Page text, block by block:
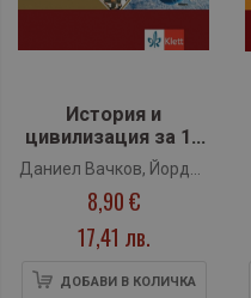
История и
цивилизация за 12
клас- ПП- модул 1:
Власт и институции
(Клет)
Даниел Вачков, Йордан
Митев, Илия Илиев,
Петър Делев, Ана
Рабаджийска, Симона
Самуилова
8,90 €
17,41 лв.
ДОБАВИ В КОЛИЧКА